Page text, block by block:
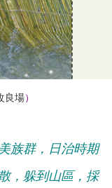
良場）
族群，日治時期
，躲到山區，採